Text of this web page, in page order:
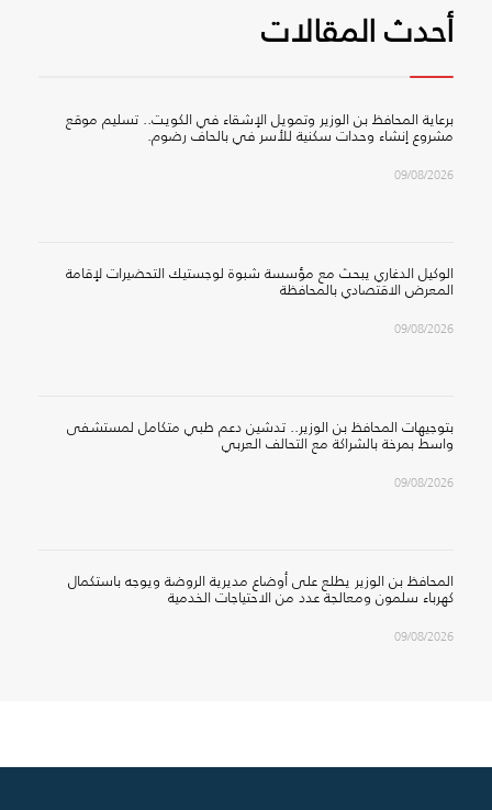
أحدث المقالات
برعاية المحافظ بن الوزير وتمويل الإشقاء في الكويت.. تسليم موقع
مشروع إنشاء وحدات سكنية للأسر في بالحاف رضوم.
09/08/2026
الوكيل الدغاري يبحث مع مؤسسة شبوة لوجستيك التحضيرات لإقامة
المعرض الاقتصادي بالمحافظة
09/08/2026
بتوجيهات المحافظ بن الوزير.. تدشين دعم طبي متكامل لمستشفى
واسط بمرخة بالشراكة مع التحالف العربي
09/08/2026
المحافظ بن الوزير يطلع على أوضاع مديرية الروضة ويوجه باستكمال
كهرباء سلمون ومعالجة عدد من الاحتياجات الخدمية
09/08/2026